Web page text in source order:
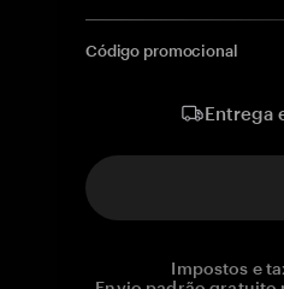
Código promocional
Entrega
Impostos e